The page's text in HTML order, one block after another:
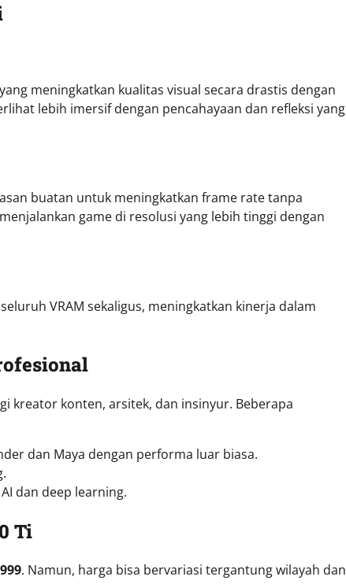
meningkatkan kualitas visual secara drastis dengan
lebih imersif dengan pencahayaan dan refleksi yang
buatan untuk meningkatkan frame rate tanpa
game di resolusi yang lebih tinggi dengan
VRAM sekaligus, meningkatkan kinerja dalam
kreator konten, arsitek, dan insinyur. Beberapa
dan Maya dengan performa luar biasa.
dan deep learning.
Ti
. Namun, harga bisa bervariasi tergantung wilayah dan